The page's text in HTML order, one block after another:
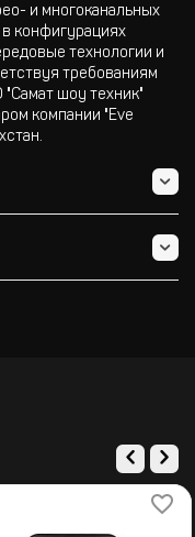
и многоканальных
конфигурациях
технологии и
требованиям
шоу техник"
компании "Eve